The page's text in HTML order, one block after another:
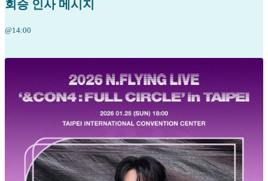
회승 인사 메시지
@14:00